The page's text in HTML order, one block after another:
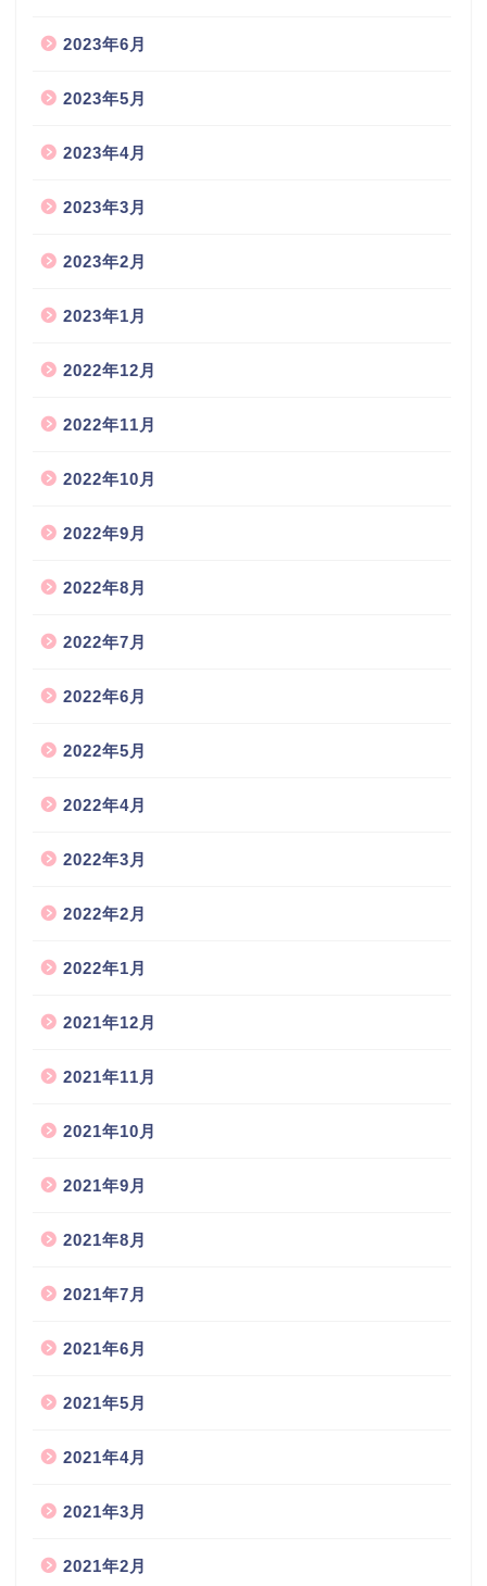
2023年6月
2023年5月
2023年4月
2023年3月
2023年2月
2023年1月
2022年12月
2022年11月
2022年10月
2022年9月
2022年8月
2022年7月
2022年6月
2022年5月
2022年4月
2022年3月
2022年2月
2022年1月
2021年12月
2021年11月
2021年10月
2021年9月
2021年8月
2021年7月
2021年6月
2021年5月
2021年4月
2021年3月
2021年2月